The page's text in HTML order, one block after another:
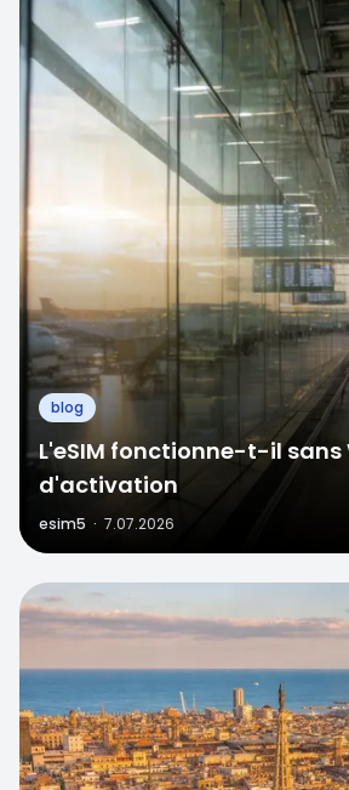
blog
L'eSIM fonctionne-t-il sans
d'activation
esim5 · 7.07.2026